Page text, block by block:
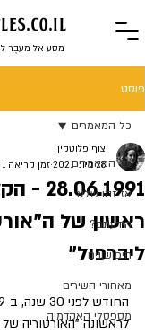
מסע אל מעבֶר
פוסט
כל המאמרים
אז זהו שלא
הידעתם?
חיפושונים
מאחורי השירים
מספסלי האקדמיה
כל המאמרים
ראשון של
ליברפול"
צוף פלוטקין
28 ביוני 2021
זמן קריאה 1 דקות